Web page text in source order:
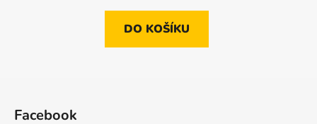
DO KOŠÍKU
Facebook